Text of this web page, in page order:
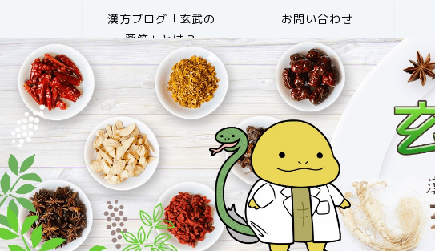
漢方ブログ「玄武の
薬箱」とは？
お問い合わせ